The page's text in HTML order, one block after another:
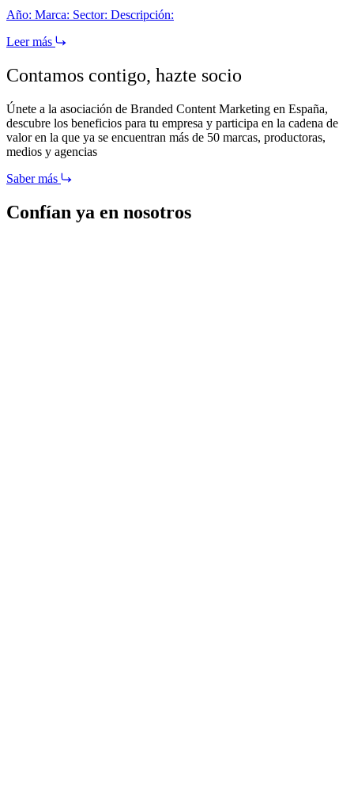
Año: Marca: Sector: Descripción:
Leer más
Contamos contigo, hazte socio
Únete a la asociación de Branded Content Marketing en España,
descubre los beneficios para tu empresa y participa en la cadena de
valor en la que ya se encuentran más de 50 marcas, productoras,
medios y agencias
Saber más
Confían ya en nosotros